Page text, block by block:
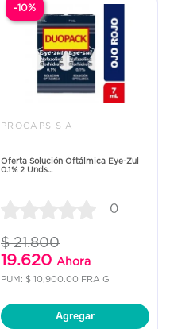
PROCAPS S A
Oferta Solución Oftálmica Eye-Zul
0.1% 2 Unds...
0
$ 21.800
19.620 Ahora
PUM: $ 10,900.00 FRA G
Agregar
-10%